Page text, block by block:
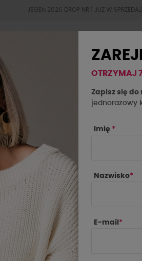
JESIEŃ 2026 DROP NR.1 JUZ W
OTRZYMAJ
Zapisz się
jednorazowy
Imię *
Nazwisko*
E-mail *